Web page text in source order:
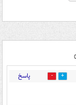
3 پاسخ